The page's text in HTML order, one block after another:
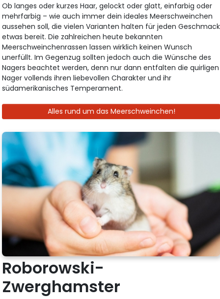
Ob langes oder kurzes Haar, gelockt oder glatt, einfarbig oder
mehrfarbig – wie auch immer dein ideales Meerschweinchen
aussehen soll, die vielen Varianten halten für jeden Geschmack
etwas bereit. Die zahlreichen heute bekannten
Meerschweinchenrassen lassen wirklich keinen Wunsch
unerfüllt. Im Gegenzug sollten jedoch auch die Wünsche des
Nagers beachtet werden, denn nur dann entfalten die quirligen
Nager vollends ihren liebevollen Charakter und ihr
südamerikanisches Temperament.
Alles rund um das Meerschweinchen!
Roborowski-
Zwerghamster